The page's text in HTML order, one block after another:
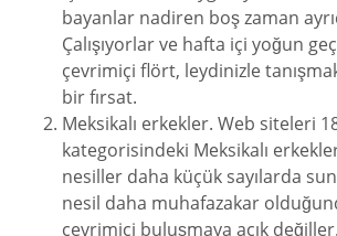
bayanlar nadiren boş zaman
Çalışıyorlar ve hafta içi yoğun
çevrimiçi flört, leydinizle
bir fırsat.
Meksikalı erkekler. Web siteleri
kategorisindeki Meksikalı
nesiller daha küçük sayılarda
nesil daha muhafazakar
çevrimiçi buluşmaya açık